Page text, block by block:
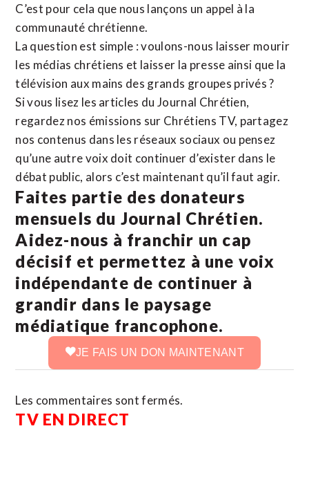
C’est pour cela que nous lançons un appel à la
communauté chrétienne.
La question est simple : voulons-nous laisser mourir
les médias chrétiens et laisser la presse ainsi que la
télévision aux mains des grands groupes privés ?
Si vous lisez les articles du Journal Chrétien,
regardez nos émissions sur Chrétiens TV, partagez
nos contenus dans les réseaux sociaux ou pensez
qu’une autre voix doit continuer d’exister dans le
débat public, alors c’est maintenant qu’il faut agir.
Faites partie des donateurs
mensuels du Journal Chrétien.
Aidez-nous à franchir un cap
décisif et permettez à une voix
indépendante de continuer à
grandir dans le paysage
médiatique francophone.
JE FAIS UN DON MAINTENANT
Les commentaires sont fermés.
TV EN DIRECT